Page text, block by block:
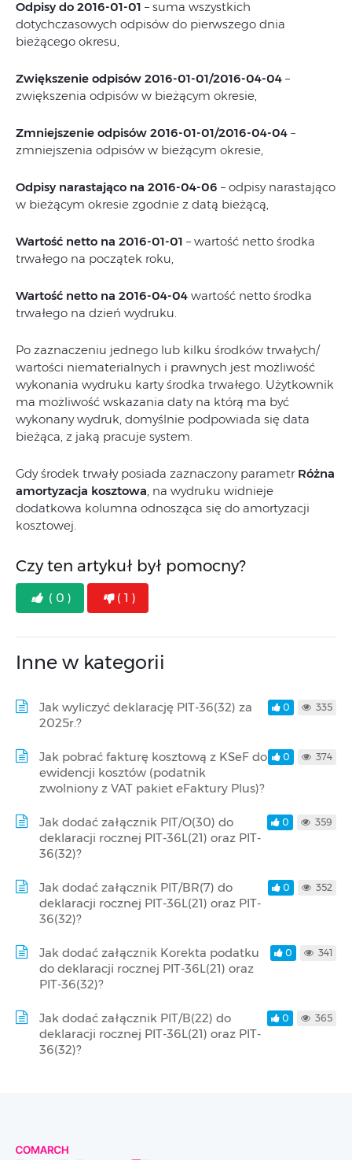
Odpisy do 2016-01-01 – suma wszystkich
dotychczasowych odpisów do pierwszego dnia
bieżącego okresu,
Zwiększenie odpisów 2016-01-01/2016-04-04 –
zwiększenia odpisów w bieżącym okresie,
Zmniejszenie odpisów 2016-01-01/2016-04-04 –
zmniejszenia odpisów w bieżącym okresie,
Odpisy narastająco na 2016-04-06 – odpisy narastająco
w bieżącym okresie zgodnie z datą bieżącą,
Wartość netto na 2016-01-01 – wartość netto środka
trwałego na początek roku,
Wartość netto na 2016-04-04 wartość netto środka
trwałego na dzień wydruku.
Po zaznaczeniu jednego lub kilku środków trwałych/
wartości niematerialnych i prawnych jest możliwość
wykonania wydruku karty środka trwałego. Użytkownik
ma możliwość wskazania daty na którą ma być
wykonany wydruk, domyślnie podpowiada się data
bieżąca, z jaką pracuje system.
Gdy środek trwały posiada zaznaczony parametr Różna
amortyzacja kosztowa, na wydruku widnieje
dodatkowa kolumna odnosząca się do amortyzacji
kosztowej.
Czy ten artykuł był pomocny?
( 0 ) ( 1 )
Inne w kategorii
Jak wyliczyć deklarację PIT-36(32) za
2025r.?
0 335
Jak pobrać fakturę kosztową z KSeF do
ewidencji kosztów (podatnik
zwolniony z VAT pakiet eFaktury Plus)?
0 374
Jak dodać załącznik PIT/O(30) do
deklaracji rocznej PIT-36L(21) oraz PIT-
36(32)?
0 359
Jak dodać załącznik PIT/BR(7) do
deklaracji rocznej PIT-36L(21) oraz PIT-
36(32)?
0 352
Jak dodać załącznik Korekta podatku
do deklaracji rocznej PIT-36L(21) oraz
PIT-36(32)?
0 341
Jak dodać załącznik PIT/B(22) do
deklaracji rocznej PIT-36L(21) oraz PIT-
36(32)?
0 365